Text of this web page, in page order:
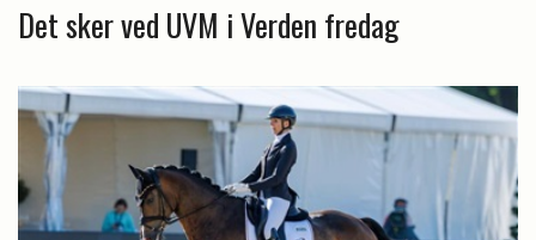
Det sker ved UVM i Verden fredag